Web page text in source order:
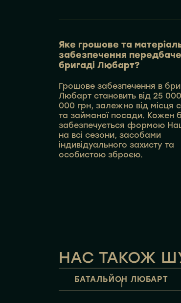
Яке грошове та
забезпечення
бригаді Любарт?
Грошове забезпечення в
Любарт становить від 25
000 грн, залежно від місця
та займаної посади. Кожен
забезпечується формою
на всі сезони, засобами
індивідуального захисту та
особистою зброєю.
НАС ТАКОЖ
БАТАЛЬЙОН ЛЮБАРТ